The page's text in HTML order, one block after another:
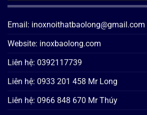
Email: inoxnoithatbaolong@gmail.com
Website: inoxbaolong.com
Liên hệ: 0392117739
Liên hệ: 0933 201 458 Mr Long
Liên hệ: 0966 848 670 Mr Thúy